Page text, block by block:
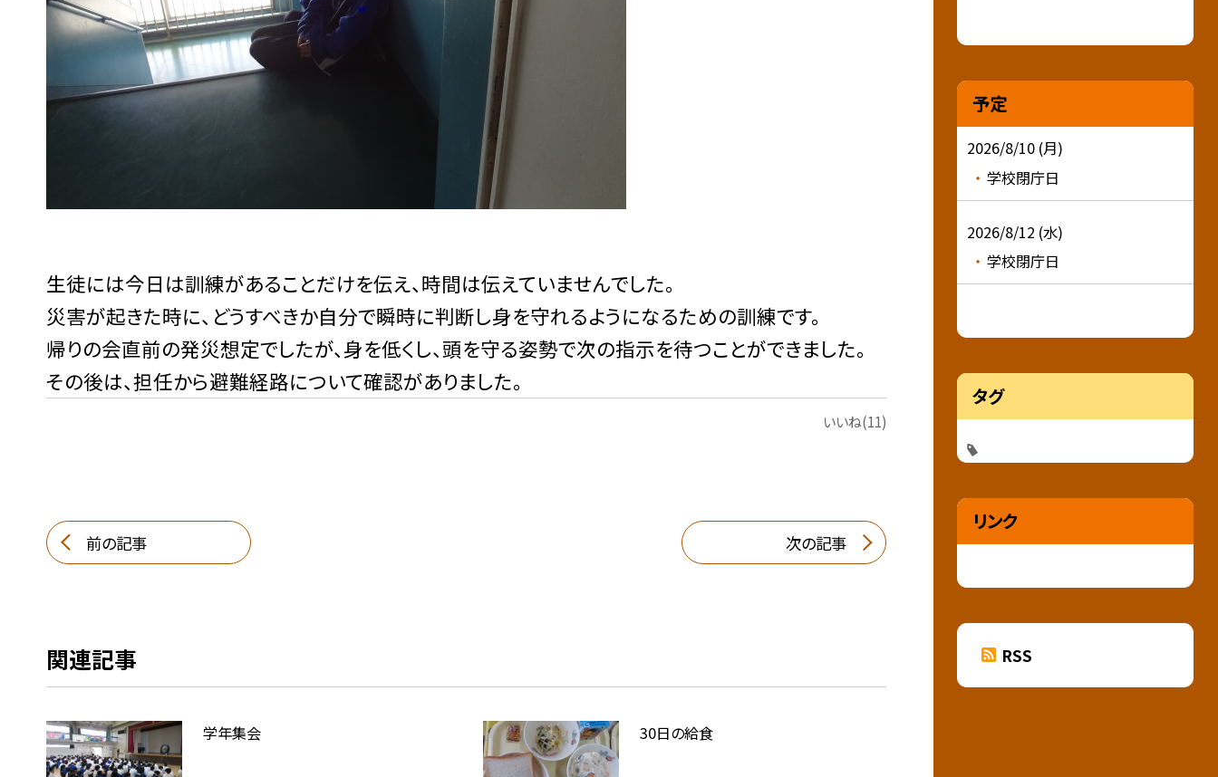
生徒には今日は訓練があることだけを伝え、時間は伝えていませんでした。
災害が起きた時に、どうすべきか自分で瞬時に判断し身を守れるようになるための訓練です。
帰りの会直前の発災想定でしたが、身を低くし、頭を守る姿勢で次の指示を待つことができました。
その後は、担任から避難経路について確認がありました。
いいね(11)
前の記事 次の記事
関連記事
学年集会 30日の給食
予定
2026/8/10 (月)
学校閉庁日
2026/8/12 (水)
学校閉庁日
タグ
リンク
RSS